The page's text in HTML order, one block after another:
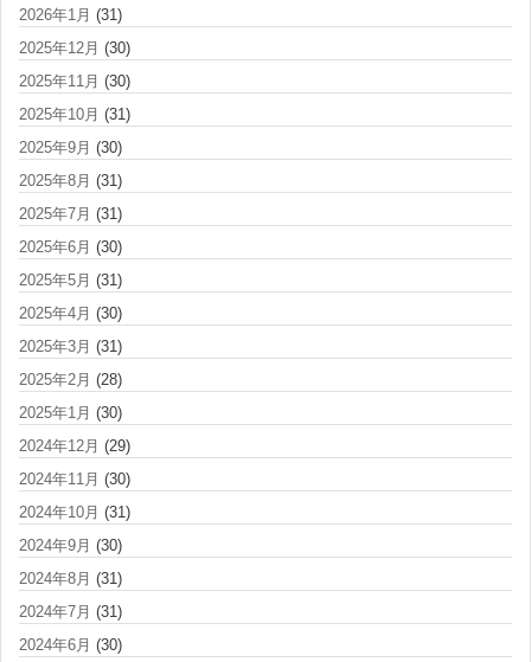
2026年1月 (31)
2025年12月 (30)
2025年11月 (30)
2025年10月 (31)
2025年9月 (30)
2025年8月 (31)
2025年7月 (31)
2025年6月 (30)
2025年5月 (31)
2025年4月 (30)
2025年3月 (31)
2025年2月 (28)
2025年1月 (30)
2024年12月 (29)
2024年11月 (30)
2024年10月 (31)
2024年9月 (30)
2024年8月 (31)
2024年7月 (31)
2024年6月 (30)